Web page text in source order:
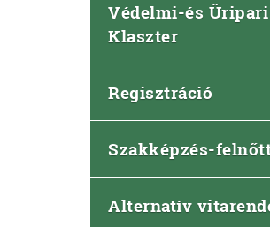
Védelmi-és
Klaszter
Regisztráció
Szakképzés-
Alternatív